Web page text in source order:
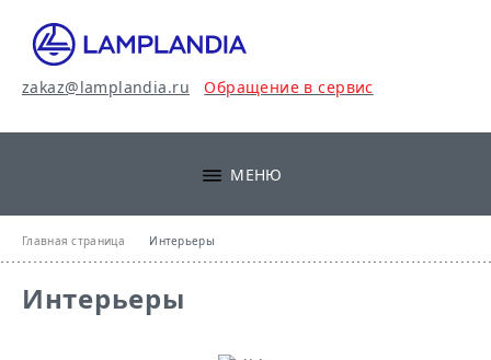
zakaz@lamplandia.ru Обращение в сервис
МЕНЮ
Главная страница Интерьеры
Интерьеры